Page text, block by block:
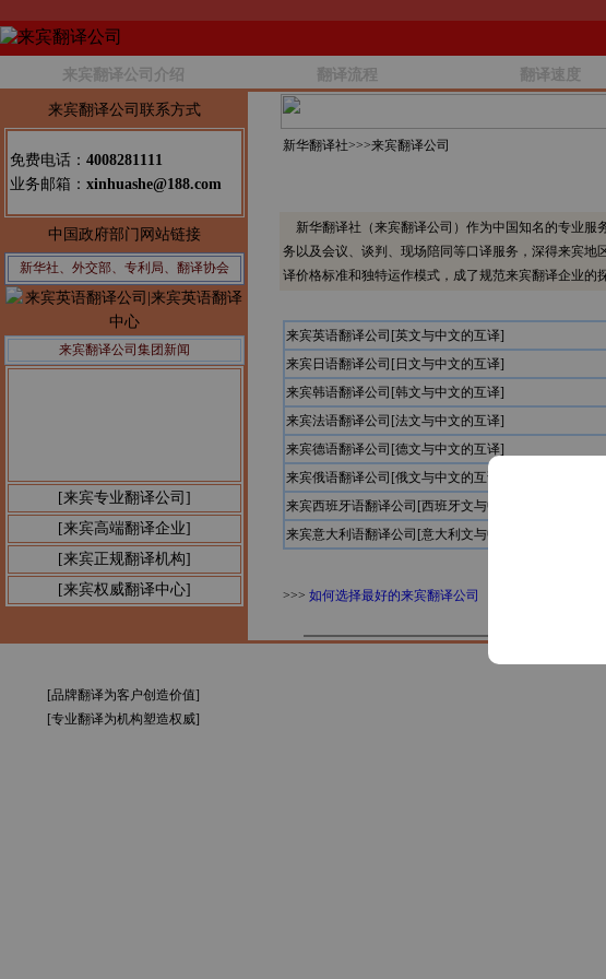
来宾翻译公司介绍 翻译流程 翻译速度
来宾翻译公司联系方式
免费电话： 4008281111
业务邮箱： xinhuashe@188.com
中国政府部门网站链接
新华社、外交部、专利局、翻译协会
来宾翻译公司集团新闻
公告1：
[来宾专业翻译公司]
[来宾高端翻译企业]
[来宾正规翻译机构]
[来宾权威翻译中心]
新华翻译社>>>来宾翻译公司
新华翻译社（来宾翻译公司）作为中国知名的专业服
务以及会议、谈判、现场陪同等口译服务，深得来宾
译价格标准和独特运作模式，成了规范来宾翻译企业
来宾英语翻译公司[英文与中文的互译]
来宾日语翻译公司[日文与中文的互译]
来宾韩语翻译公司[韩文与中文的互译]
来宾法语翻译公司[法文与中文的互译]
来宾德语翻译公司[德文与中文的互译]
来宾俄语翻译公司[俄文与中文的互译]
来宾西班牙语翻译公司[西班牙文与中文的互译]
来宾意大利语翻译公司[意大利文与中文的互译]
>>> 如何选择最好的来宾翻译公司
[品牌翻译为客户创造价值]
[专业翻译为机构塑造权威]